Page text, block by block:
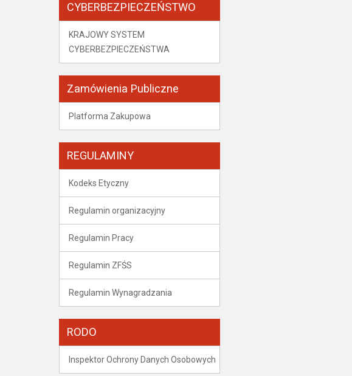
CYBERBEZPIECZEŃSTWO
KRAJOWY SYSTEM
CYBERBEZPIECZEŃSTWA
Zamówienia Publiczne
Platforma Zakupowa
REGULAMINY
Kodeks Etyczny
Regulamin organizacyjny
Regulamin Pracy
Regulamin ZFŚS
Regulamin Wynagradzania
RODO
Inspektor Ochrony Danych Osobowych